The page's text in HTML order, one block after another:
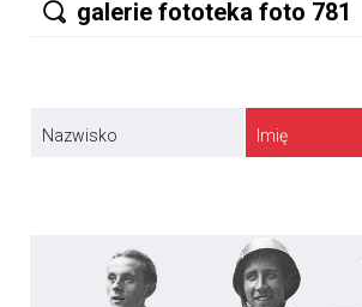
Nazwisko Imię